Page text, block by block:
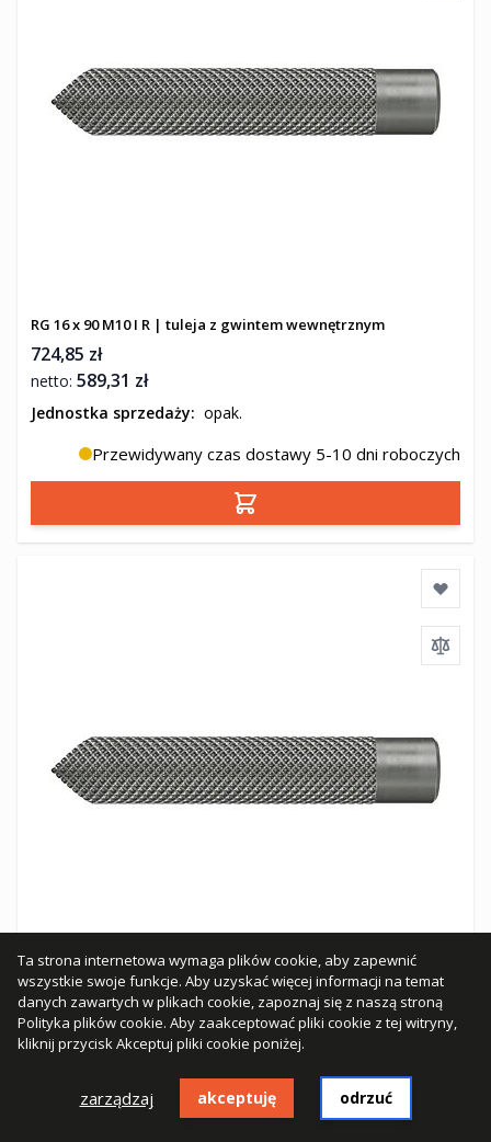
Ta strona internetowa wymaga plików cookie, aby zapewnić
wszystkie swoje funkcje. Aby uzyskać więcej informacji na temat
danych zawartych w plikach cookie, zapoznaj się z naszą stroną
Polityka plików cookie. Aby zaakceptować pliki cookie z tej witryny,
kliknij przycisk Akceptuj pliki cookie poniżej.
zarządzaj akceptuję odrzuć
RG 16 x 90 M10 I R | tuleja z gwintem wewnętrznym
724,85 zł
589,31 zł
Jednostka sprzedaży: opak.
Przewidywany czas dostawy 5-10 dni roboczych
Dodaj do koszyka
RG 12 x 90 M8 I R | tuleja z gwintem wewnętrznym
475,13 zł
386,29 zł
Jednostka sprzedaży: opak.
Przewidywany czas dostawy 5-10 dni roboczych